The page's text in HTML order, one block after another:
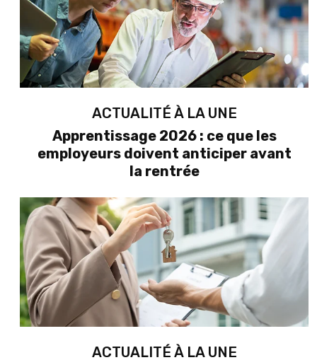
ACTUALITÉ À LA UNE
Apprentissage 2026 : ce que les
employeurs doivent anticiper avant
la rentrée
ACTUALITÉ À LA UNE